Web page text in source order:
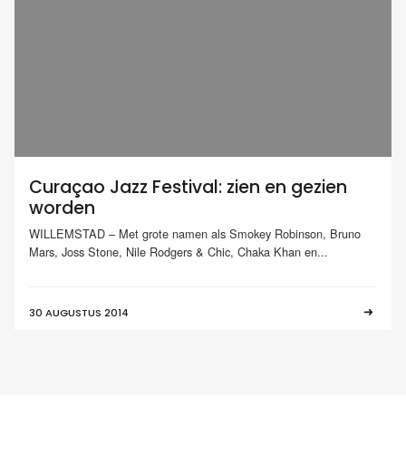
Curaçao Jazz Festival: zien en gezien
worden
WILLEMSTAD – Met grote namen als Smokey Robinson, Bruno
Mars, Joss Stone, Nile Rodgers & Chic, Chaka Khan en...
30 AUGUSTUS 2014